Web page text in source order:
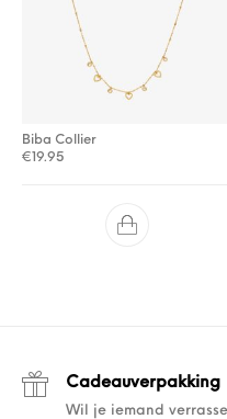
Biba Collier
€19.95
Cadeauverpakking
Wil je iemand